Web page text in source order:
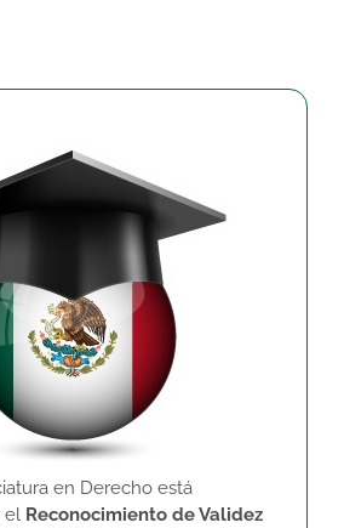
en Derecho está
el Reconocimiento de Validez